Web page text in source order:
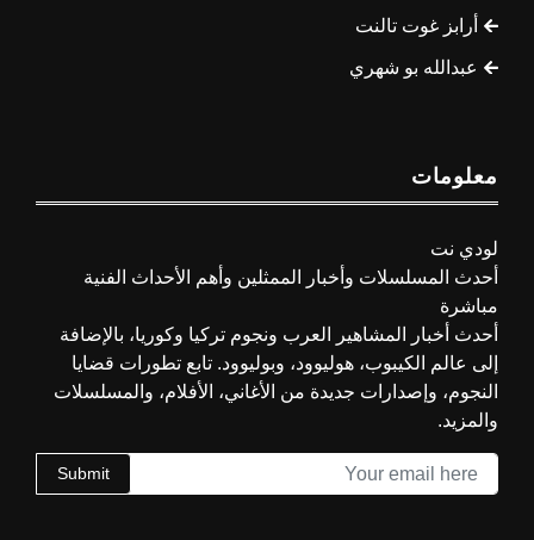
أرابز غوت تالنت
عبدالله بو شهري
معلومات
لودي نت
أحدث المسلسلات وأخبار الممثلين وأهم الأحداث الفنية
مباشرة
أحدث أخبار المشاهير العرب ونجوم تركيا وكوريا، بالإضافة
إلى عالم الكيبوب، هوليوود، وبوليوود. تابع تطورات قضايا
النجوم، وإصدارات جديدة من الأغاني، الأفلام، والمسلسلات
والمزيد.
Submit